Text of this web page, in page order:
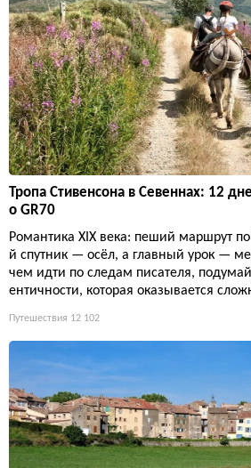
Тропа Стивенсона в Севеннах: 12
о GR70
Романтика XIX века: пеший маршрут
й спутник — осёл, а главный урок —
чем идти по следам писателя,
ентичности, которая оказывается
Путешествия 12 102